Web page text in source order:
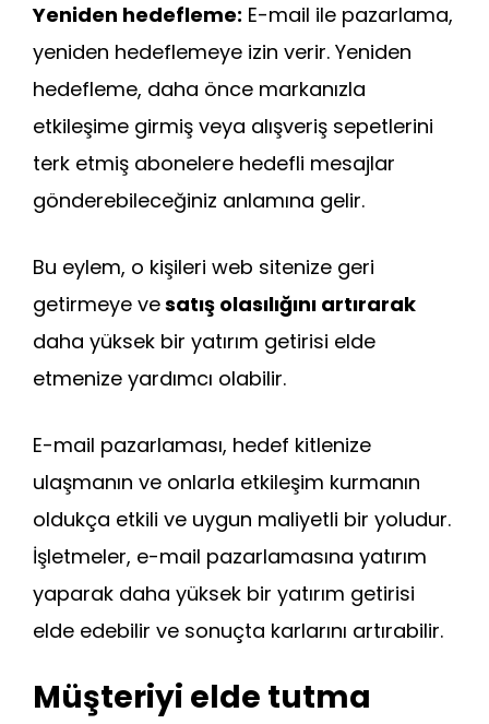
Yeniden hedefleme: E-mail ile pazarlama,
yeniden hedeflemeye izin verir. Yeniden
hedefleme, daha önce markanızla
etkileşime girmiş veya alışveriş sepetlerini
terk etmiş abonelere hedefli mesajlar
gönderebileceğiniz anlamına gelir.
Bu eylem, o kişileri web sitenize geri
getirmeye vesatış olasılığını artırarak
daha yüksek bir yatırım getirisi elde
etmenize yardımcı olabilir.
E-mail pazarlaması, hedef kitlenize
ulaşmanın ve onlarla etkileşim kurmanın
oldukça etkili ve uygun maliyetli bir yoludur.
İşletmeler, e-mail pazarlamasına yatırım
yaparak daha yüksek bir yatırım getirisi
elde edebilir ve sonuçta karlarını artırabilir.
Müşteriyi elde tutma